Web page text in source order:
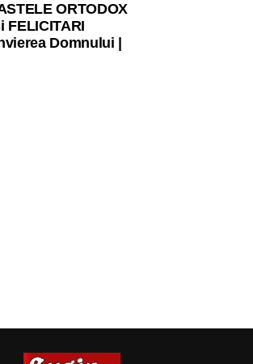
ORTODOX
FELICITARI
Domnului |